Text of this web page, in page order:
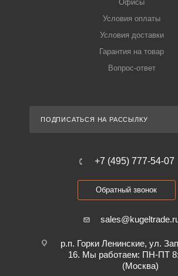
Офисы
Условия оплаты
Условия доставки
Гарантия на товар
Вопрос-ответ
ПОДПИСАТЬСЯ НА РАССЫЛКУ
+7 (495) 777-54-07
Обратный звонок
р.п. Горки Ленинские, ул.
16. Мы работаем: ПН-ПТ
(Москва)